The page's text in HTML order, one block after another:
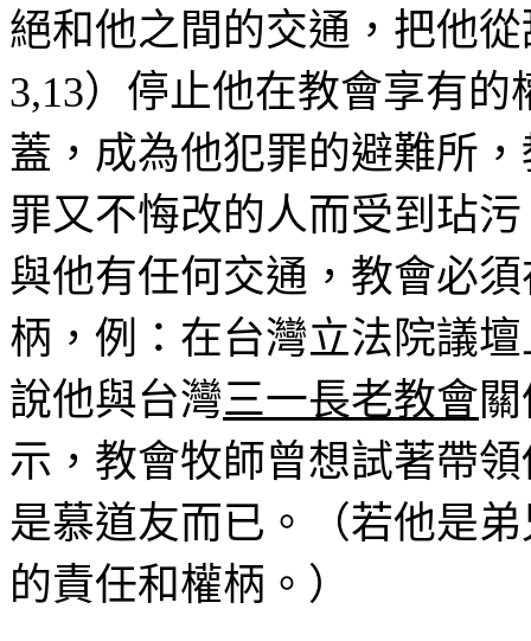
絕和他之間的交通，把他
3,13）停止他在教會享有
蓋，成為他犯罪的避難所
罪又不悔改的人而受到玷
與他有任何交通，教會必
柄，例：在台灣立法院議
說他與台灣三一長老教會
示，教會牧師曾想試著帶
是慕道友而已。（若他是
的責任和權柄。）